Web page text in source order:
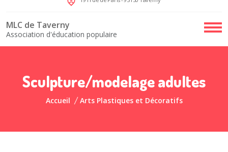
MLC de Taverny
Association d'éducation populaire
Sculpture/modelage adultes
Accueil Arts Plastiques et Décoratifs